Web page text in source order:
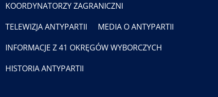
KOORDYNATORZY ZAGRANICZNI
TELEWIZJA ANTYPARTII
MEDIA O ANTYPARTII
INFORMACJE Z 41 OKRĘGÓW WYBORCZYCH
HISTORIA ANTYPARTII